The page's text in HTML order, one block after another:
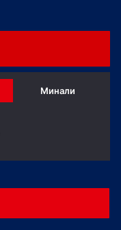
Минали